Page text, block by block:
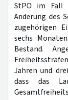
StPO im Fall
Änderung des
zugehörigen
sechs
Bestand.
Jahren und
dass das